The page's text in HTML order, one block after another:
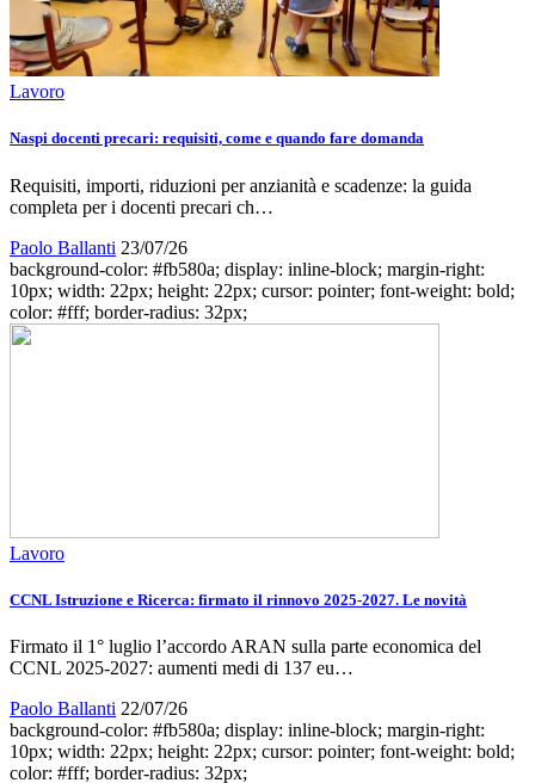
Lavoro
Naspi docenti precari: requisiti, come e quando fare domanda
Requisiti, importi, riduzioni per anzianità e scadenze: la guida
completa per i docenti precari ch…
Paolo Ballanti 23/07/26
background-color: #fb580a; display: inline-block; margin-right:
10px; width: 22px; height: 22px; cursor: pointer; font-weight: bold;
color: #fff; border-radius: 32px;
Lavoro
CCNL Istruzione e Ricerca: firmato il rinnovo 2025-2027. Le novità
Firmato il 1° luglio l’accordo ARAN sulla parte economica del
CCNL 2025-2027: aumenti medi di 137 eu…
Paolo Ballanti 22/07/26
background-color: #fb580a; display: inline-block; margin-right:
10px; width: 22px; height: 22px; cursor: pointer; font-weight: bold;
color: #fff; border-radius: 32px;